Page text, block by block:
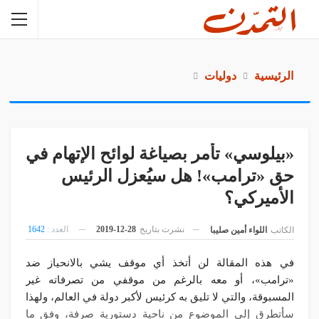
الرئيسية دوليات
«بيلوسي» تأمر بصياغة لوائح الإتهام في
حق «ترامب»! هل سيُعزل الرئيس
الأميركي؟
الكاتب اللواء أمين صليبا نشرت بتاريخ 28-12-2019 العدد :1642
في هذه المقالة لن أتخذ أي موقف يشي بالانحياز ضد
«ترامب»، أو معه بالرغم من موقفي من تصرفاته غير
المسبوقة، والتي لا تليق به كرئيس لأكبر دولة في العالم، ولهذا
سأتطرق إلى الموضوع من ناحية دستورية صرفة، وفق ما